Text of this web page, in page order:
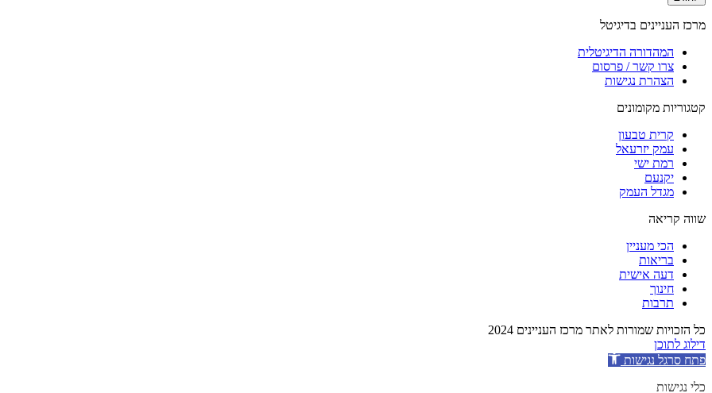
מרכז העניינים בדיגיטל
המהדורה הדיגיטלית
צרו קשר / פרסום
הצהרת נגישות
קטגוריות מקומונים
קרית טבעון
עמק יזרעאל
רמת ישי
יקנעם
מגדל העמק
שווה קריאה
הכי מעניין
בריאות
דעה אישית
חינוך
תרבות
כל הזכויות שמורות לאתר מרכז העניינים 2024
דילוג לתוכן
פתח סרגל נגישות
כלי נגישות